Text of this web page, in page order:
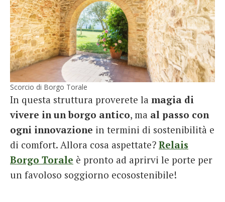
Scorcio di Borgo Torale
In questa struttura proverete la magia di
vivere in un borgo antico, ma al passo con
ogni innovazione in termini di sostenibilità e
di comfort. Allora cosa aspettate? Relais
Borgo Torale è pronto ad aprirvi le porte per
un favoloso soggiorno ecosostenibile!